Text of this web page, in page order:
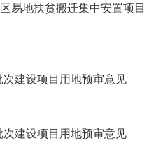
易地扶贫搬迁集中安置项目
建设项目用地预审意见
建设项目用地预审意见